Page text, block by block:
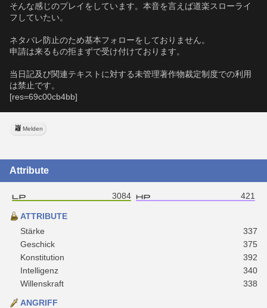
そんな感じのプレイをしています。本音を言えば道楽スローライ
フしていたい。
ネタバレ防止のため基本フォローをしておりません。
申請は来るもの拒まずで受け付けております。
当日記及び関連テキストに対する未管理著作物裁定制度での利用
は禁止です。
[res=69c00cb4bb]
Melden
Attribute
3084 421
ATTRIBUTE
Stärke
337
Geschick
375
Konstitution
392
Intelligenz
340
Willenskraft
338
ANGRIFF